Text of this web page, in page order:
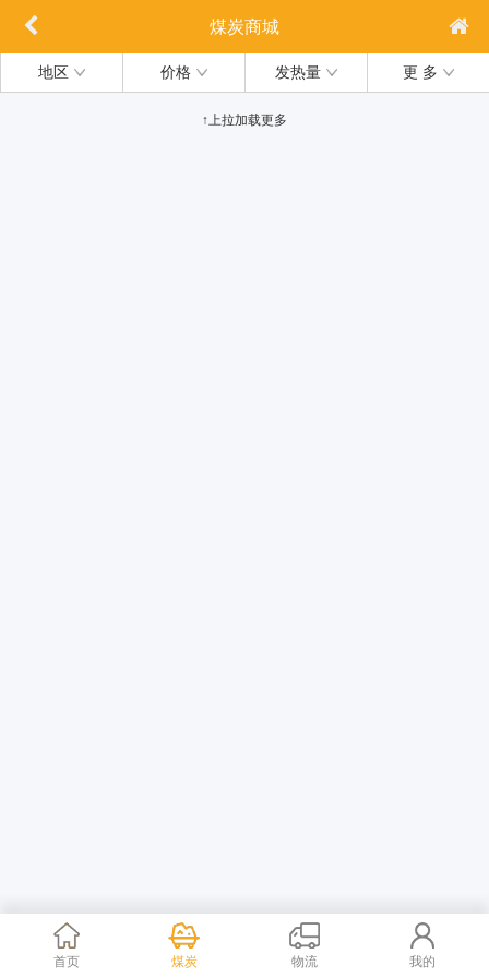
煤炭商城
地区 价格 发热量 更 多
↑上拉加载更多
首页 煤炭 物流 我的